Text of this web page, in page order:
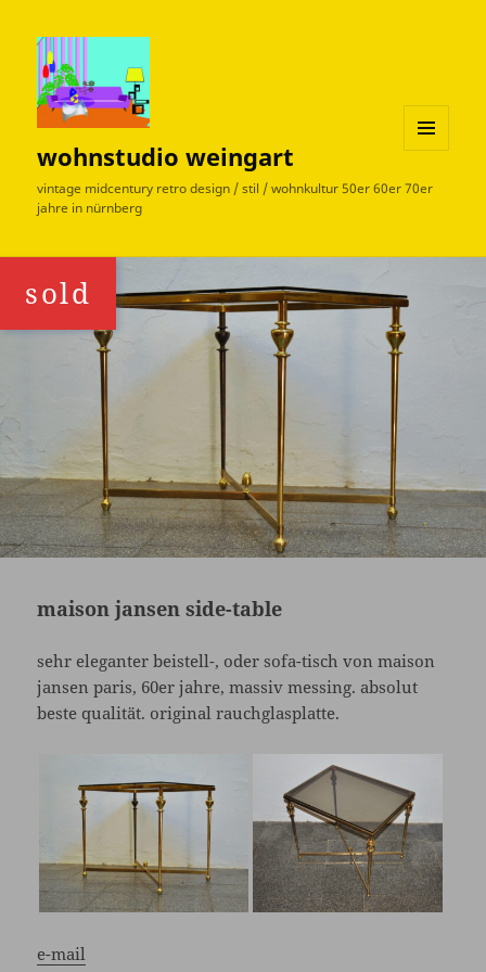
wohnstudio weingart
vintage midcentury retro design / stil / wohnkultur 50er 60er 70er
jahre in nürnberg
WIDGETS
maison jansen side-table
sehr eleganter beistell-, oder sofa-tisch von maison
jansen paris, 60er jahre, massiv messing. absolut
beste qualität. original rauchglasplatte.
e-mail